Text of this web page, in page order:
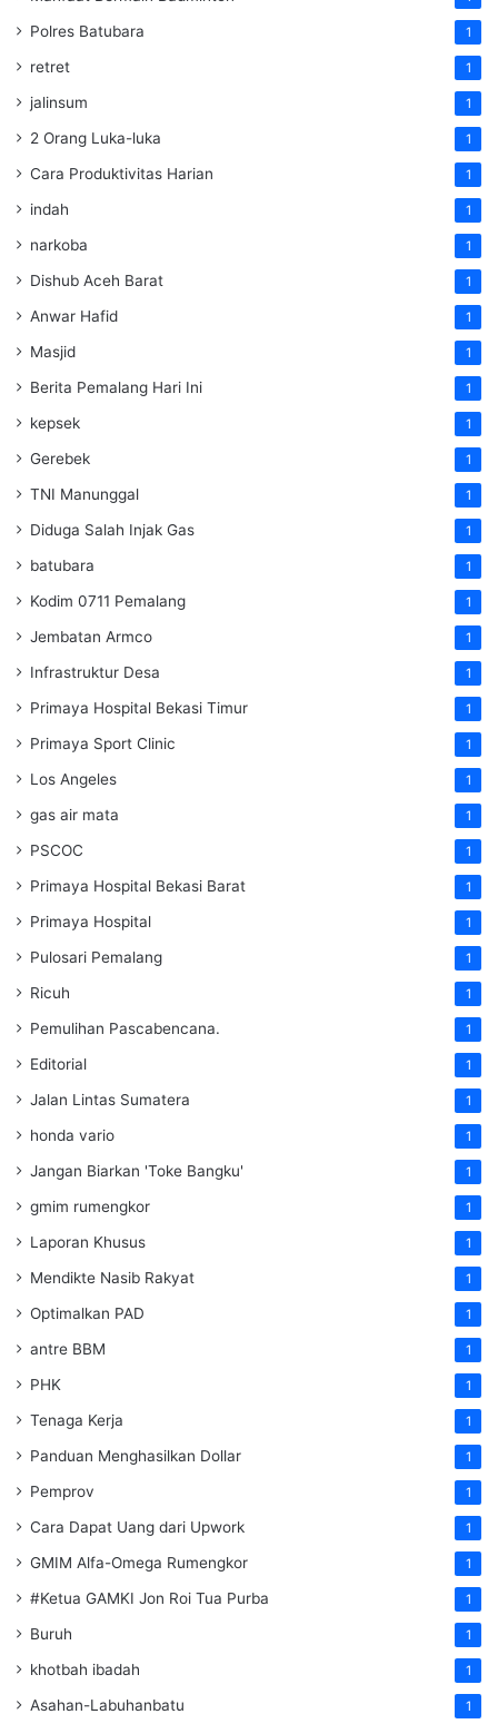
Polres Batubara 1
retret 1
jalinsum 1
2 Orang Luka-luka 1
Cara Produktivitas Harian 1
indah 1
narkoba 1
Dishub Aceh Barat 1
Anwar Hafid 1
Masjid 1
Berita Pemalang Hari Ini 1
kepsek 1
Gerebek 1
TNI Manunggal 1
Diduga Salah Injak Gas 1
batubara 1
Kodim 0711 Pemalang 1
Jembatan Armco 1
Infrastruktur Desa 1
Primaya Hospital Bekasi Timur 1
Primaya Sport Clinic 1
Los Angeles 1
gas air mata 1
PSCOC 1
Primaya Hospital Bekasi Barat 1
Primaya Hospital 1
Pulosari Pemalang 1
Ricuh 1
Pemulihan Pascabencana. 1
Editorial 1
Jalan Lintas Sumatera 1
honda vario 1
Jangan Biarkan 'Toke Bangku' 1
gmim rumengkor 1
Laporan Khusus 1
Mendikte Nasib Rakyat 1
Optimalkan PAD 1
antre BBM 1
PHK 1
Tenaga Kerja 1
Panduan Menghasilkan Dollar 1
Pemprov 1
Cara Dapat Uang dari Upwork 1
GMIM Alfa-Omega Rumengkor 1
#Ketua GAMKI Jon Roi Tua Purba 1
Buruh 1
khotbah ibadah 1
Asahan-Labuhanbatu 1